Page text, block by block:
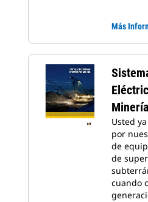
Más
Minería
Usted
por
de
de
cuando